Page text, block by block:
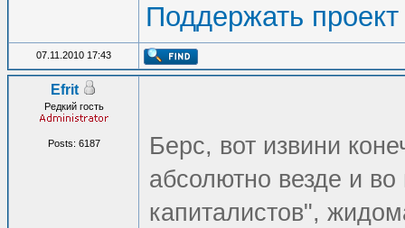
Поддержать проект
07.11.2010 17:43
Efrit
Редкий гость
Posts: 6187
Берс, вот извини
абсолютно везде и
капиталистов",